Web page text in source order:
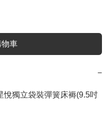
物車
−
悅獨立袋裝彈簧床褥(9.5吋